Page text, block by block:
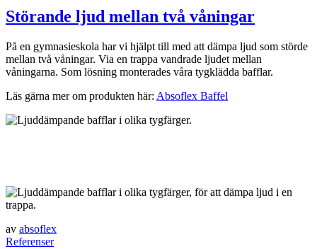
Störande ljud mellan två våningar
På en gymnasieskola har vi hjälpt till med att dämpa ljud som störde
mellan två våningar. Via en trappa vandrade ljudet mellan
våningarna. Som lösning monterades våra tygklädda bafflar.
Läs gärna mer om produkten här: Absoflex Baffel
av absoflex
Referenser